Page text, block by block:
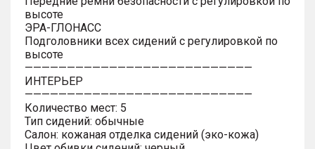
высоте
ЭРА-ГЛОНАСС
Подголовники всех сидений с регулировкой по
высоте
———————————————————————————
ИНТЕРЬЕР
———————————————————————————
Количество мест: 5
Тип сидений: обычные
Салон: кожаная отделка сидений (эко-кожа)